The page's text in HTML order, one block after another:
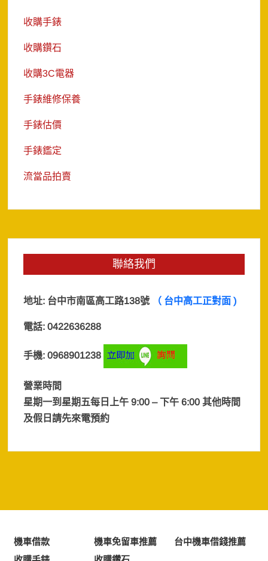
收購手錶
收購鑽石
收購3C電器
手錶維修保養
手錶估價
手錶鑑定
流當品拍賣
聯絡我們
地址: 台中市南區高工路138號 （ 台中高工正對面 )
電話: 0422636288
手機: 0968901238
營業時間
星期一到星期五每日上午 9:00 – 下午 6:00 其他時間
及假日請先來電預約
機車借款 機車免留車推薦
台中機車借錢推薦